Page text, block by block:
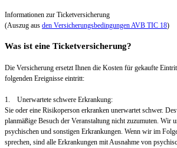
Informationen zur Ticketversicherung
(Auszug aus den Versicherungsbedingungen AVB TIC 18)
Was ist eine Ticketversicherung?
Die Versicherung ersetzt Ihnen die Kosten für gekaufte
folgenden Ereignisse eintritt:
1. Unerwartete schwere Erkrankung:
Sie oder eine Risikoperson erkranken unerwartet schwer.
planmäßige Besuch der Veranstaltung nicht zuzumuten. Wir
psychischen und sonstigen Erkrankungen. Wenn wir im
sprechen, sind alle Erkrankungen mit Ausnahme von